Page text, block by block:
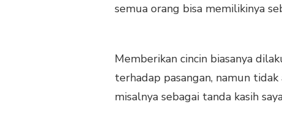
semua orang bisa memilikinya
Memberikan cincin biasanya
terhadap pasangan, namun
misalnya sebagai tanda kasih